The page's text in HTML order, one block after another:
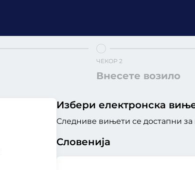
ЧЕКОР 2
Внесете возило
Избери електронска
Следниве вињети се достапни за
Словенија